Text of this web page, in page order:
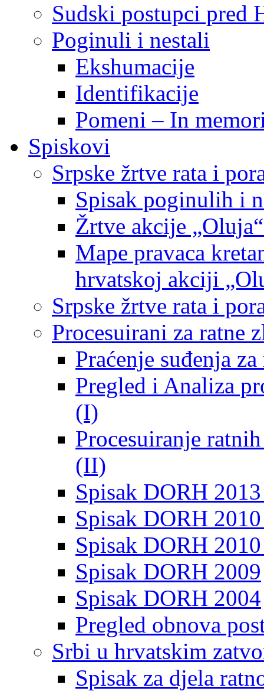
Sudski postupci pred
Poginuli i nestali
Ekshumacije
Identifikacije
Pomeni – In
Spiskovi
Srpske žrtve rata i
Spisak poginulih i
Žrtve akcije
Mape pravaca
hrvatskoj akciji
Srpske žrtve rata i
Procesuirani za ratne
Praćenje suđenja
Pregled i Analiza
(I)
Procesuiranje
(II)
Spisak DORH
Spisak DORH
Spisak DORH
Spisak DORH 2009
Spisak DORH 2004
Pregled obnova
Srbi u hrvatskim
Spisak za djela